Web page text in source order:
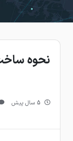
نحوه